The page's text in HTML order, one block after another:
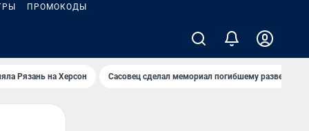
ПРОМОКОДЫ
Рязань на Херсон Сасовец сделал мемориал погибшему разведбату